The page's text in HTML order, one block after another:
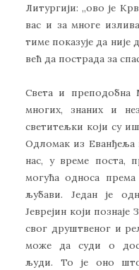
Литургији: „ово је
вас и за многе
тиме показује да
већ да пострада за
Света и преподобна
многих, знаних и
светитељки који су
Одломак из Еванђеља
нас, у време поста,
могућа односа
љубави. Један је
Јеврејин који
свог друштвеног и
може да суди о
људи. То је оно